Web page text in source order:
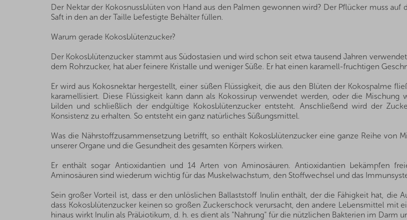
Der Nektar der Kokosnussblüten von Hand aus den Palmen gewonnen wird? Der Pflücker muss
Saft in den an der Taille befestigte Behälter füllen.
Warum gerade Kokosblütenzucker?
Der Kokosblütenzucker stammt aus Südostasien und wird schon seit etwa tausend Jahren
dem Rohrzucker, hat aber feinere Kristalle und weniger Süße. Er hat einen karamell-fruchtigen
Er wird aus Kokosnektar hergestellt, einer süßen Flüssigkeit, die aus den Blüten der Kokospalme
karamellisiert. Diese Flüssigkeit kann dann als Kokossirup verwendet werden, oder die
bilden und schließlich der endgültige Kokosblütenzucker entsteht. Anschließend wird der
Konsistenz zu erhalten. So entsteht ein ganz natürliches Süßungsmittel.
Was die Nährstoffzusammensetzung betrifft, so enthält Kokosblütenzucker eine ganze Reihe von
unserer Organe und die Gesundheit des gesamten Körpers wirken.
Er enthält sogar Antioxidantien und 14 Arten von Aminosäuren. Antioxidantien bekämpfen
Aminosäuren sind wiederum wichtig für das Muskelwachstum, den Stoffwechsel und das
Sein großer Vorteil ist, dass er den unlöslichen Ballaststoff Inulin enthält, der die Fähigkeit hat, die
dass Kokosblütenzucker keinen so großen Zuckerschock verursacht, den andere Lebensmittel mit
hinaus wirkt Inulin als Präbiotikum, d. h. es dient als "Nahrung" für die nützlichen Bakterien im Darm